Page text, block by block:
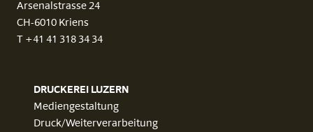
Arsenalstrasse 24
CH-6010 Kriens
T +41 41 318 34 34
DRUCKEREI LUZERN
Mediengestaltung
Druck/Weiterverarbeitung